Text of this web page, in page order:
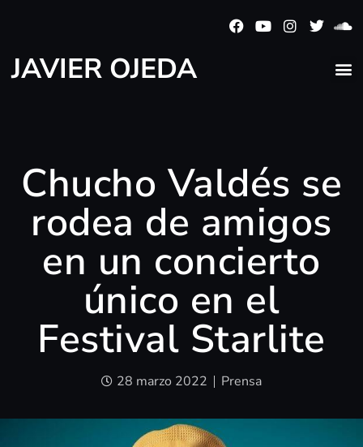
JAVIER OJEDA
Chucho Valdés se
rodea de amigos
en un concierto
único en el
Festival Starlite
28 marzo 2022 Prensa